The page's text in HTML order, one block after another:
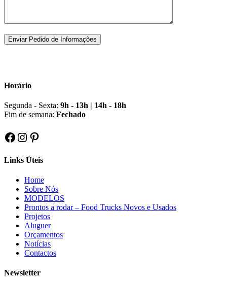
Horário
Segunda - Sexta: 9h - 13h | 14h - 18h
Fim de semana: Fechado
Facebook
Instagram
Pinterest
Links Úteis
Home
Sobre Nós
MODELOS
Prontos a rodar – Food Trucks Novos e Usados
Projetos
Aluguer
Orçamentos
Notícias
Contactos
Newsletter